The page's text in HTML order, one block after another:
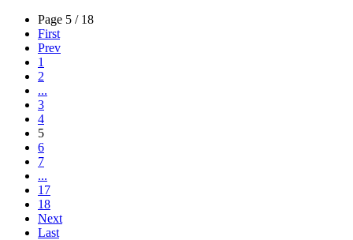
Page 5 / 18
First
Prev
1
2
...
3
4
5
6
7
...
17
18
Next
Last